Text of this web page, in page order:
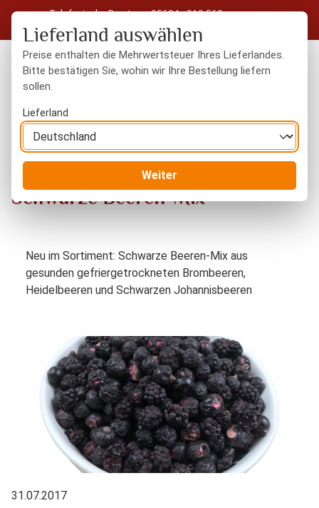
Zum Hauptinhalt springen
Telefonische Beratung: 05604 - 919 563
Kostenloser Versand in Deutschland ab 50 € Warenwert
Schwarze Beeren-Mix
Schwarze Beeren-Mix
Neu im Sortiment: Schwarze Beeren-Mix aus
gesunden gefriergetrockneten Brombeeren,
Heidelbeeren und Schwarzen Johannisbeeren
31.07.2017
Lieferland auswählen
Preise enthalten die Mehrwertsteuer Ihres Lieferlandes.
Bitte bestätigen Sie, wohin wir Ihre Bestellung liefern
sollen.
Lieferland
Weiter